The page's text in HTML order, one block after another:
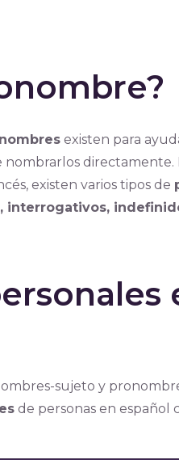
existen para
nombrarlos
existen varios tipos de
interrogativos,
sujeto y
de personas en español